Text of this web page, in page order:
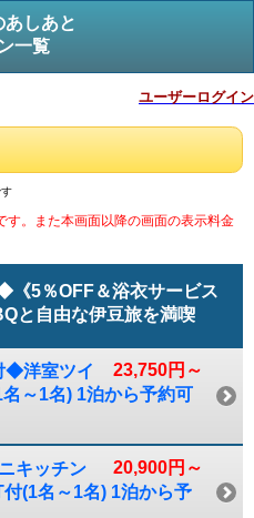
あしあと
一覧
ユーザーログイン
。また本画面以降の画面の表示料金
《5％OFF＆浴衣サービス
と自由な伊豆旅を満喫
23,750円～
◆洋室ツイ
～1名) 1泊から予約可
20,900円～
キッチン
(1名～1名) 1泊から予